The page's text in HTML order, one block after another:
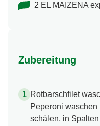
2 EL MAIZENA
Zubereitung
Rotbarschfilet
Peperoni
schälen, in